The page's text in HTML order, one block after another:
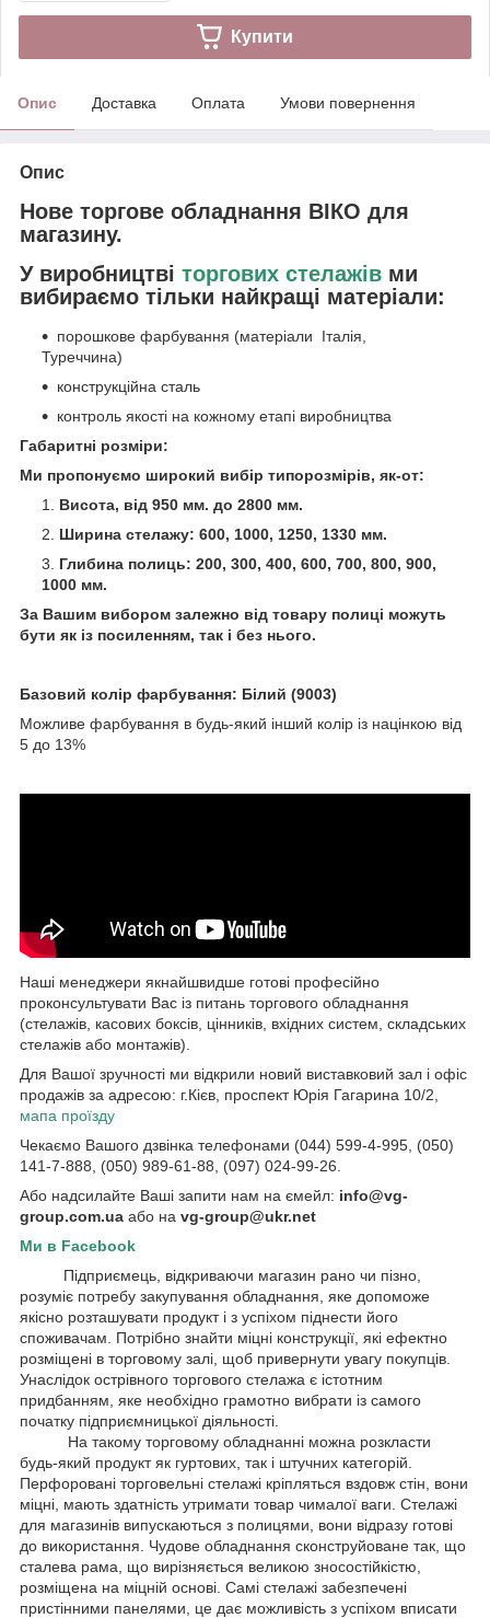
Купити
Опис Доставка Оплата Умови повернення
Опис
Нове торгове обладнання ВІКО для
магазину.
У виробництві торгових стелажів ми
вибираємо тільки найкращі матеріали:
порошкове фарбування (матеріали Італія,
Туреччина)
конструкційна сталь
контроль якості на кожному етапі виробництва
Габаритні розміри:
Ми пропонуємо широкий вибір типорозмірів, як-от:
Висота, від 950 мм. до 2800 мм.
Ширина стелажу: 600, 1000, 1250, 1330 мм.
Глибина полиць: 200, 300, 400, 600, 700, 800, 900,
1000 мм.
За Вашим вибором залежно від товару полиці можуть
бути як із посиленням, так і без нього.
Базовий колір фарбування: Білий (9003)
Можливе фарбування в будь-який інший колір із націнкою від
5 до 13%
Наші менеджери якнайшвидше готові професійно
проконсультувати Вас із питань торгового обладнання
(стелажів, касових боксів, цінників, вхідних систем, складських
стелажів або монтажів).
Для Вашої зручності ми відкрили новий виставковий зал і офіс
продажів за адресою: г.Кієв, проспект Юрія Гагарина 10/2,
мапа проїзду
Чекаємо Вашого дзвінка телефонами (044) 599-4-995, (050)
141-7-888, (050) 989-61-88, (097) 024-99-26.
Або надсилайте Ваші запити нам на ємейл: info@vg-
group.com.ua або на vg-group@ukr.net
Ми в Facebook
Підприємець, відкриваючи магазин рано чи пізно,
розуміє потребу закупування обладнання, яке допоможе
якісно розташувати продукт і з успіхом піднести його
споживачам. Потрібно знайти міцні конструкції, які ефектно
розміщені в торговому залі, щоб привернути увагу покупців.
Унаслідок острівного торгового стелажа є істотним
придбанням, яке необхідно грамотно вибрати із самого
початку підприємницької діяльності.
На такому торговому обладнанні можна розкласти
будь-який продукт як гуртових, так і штучних категорій.
Перфоровані торговельні стелажі кріпляться вздовж стін, вони
міцні, мають здатність утримати товар чималої ваги. Стелажі
для магазинів випускаються з полицями, вони відразу готові
до використання. Чудове обладнання сконструйоване так, що
сталева рама, що вирізняється великою зносостійкістю,
розміщена на міцній основі. Самі стелажі забезпечені
пристінними панелями, це дає можливість з успіхом вписати